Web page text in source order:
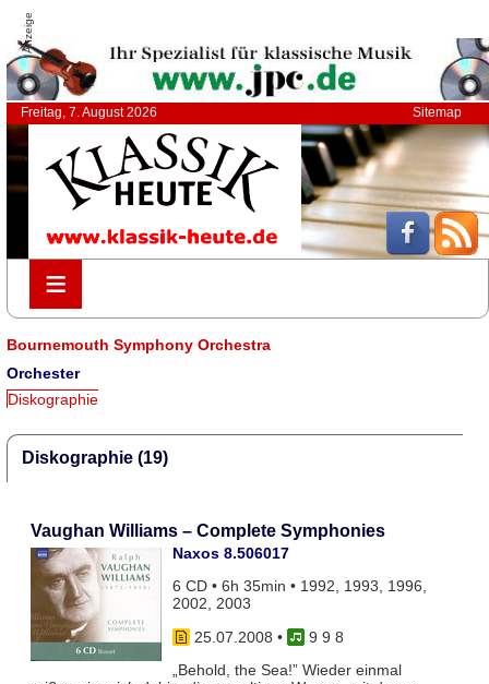
Anzeige
Freitag, 7. August 2026 Sitemap
≡
≡
Bournemouth Symphony Orchestra
Orchester
Diskographie
Diskographie (19)
Vaughan Williams – Complete Symphonies
Naxos 8.506017
6 CD • 6h 35min • 1992, 1993, 1996,
2002, 2003
25.07.2008 •
9 9 8
„Behold, the Sea!” Wieder einmal